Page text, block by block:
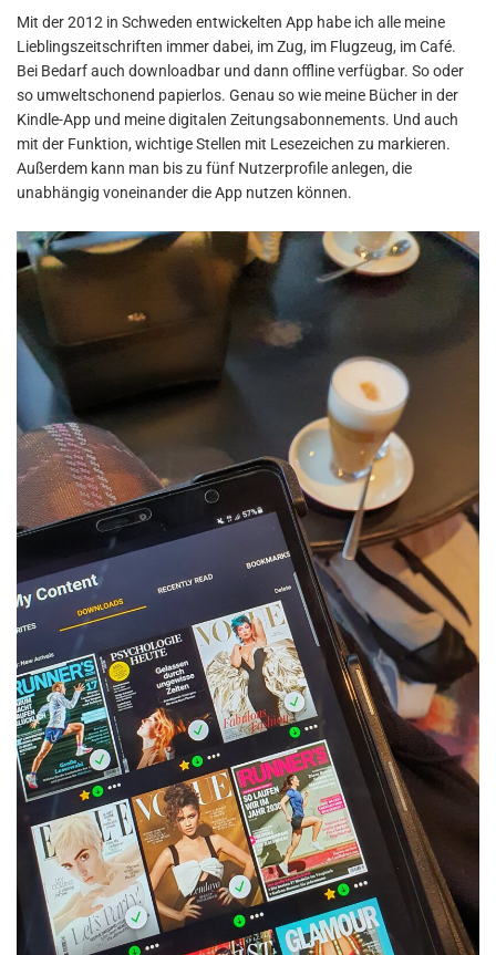
Mit der 2012 in Schweden entwickelten App habe ich alle meine
Lieblingszeitschriften immer dabei, im Zug, im Flugzeug, im Café.
Bei Bedarf auch downloadbar und dann offline verfügbar. So oder
so umweltschonend papierlos. Genau so wie meine Bücher in der
Kindle-App und meine digitalen Zeitungsabonnements. Und auch
mit der Funktion, wichtige Stellen mit Lesezeichen zu markieren.
Außerdem kann man bis zu fünf Nutzerprofile anlegen, die
unabhängig voneinander die App nutzen können.